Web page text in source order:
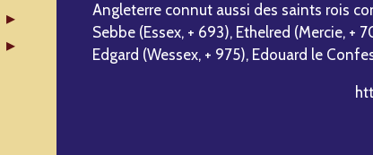
Angleterre connut aussi des saints rois
Sebbe (Essex, + 693), Ethelred (Mercie, +
Edgard (Wessex, + 975), Edouard le